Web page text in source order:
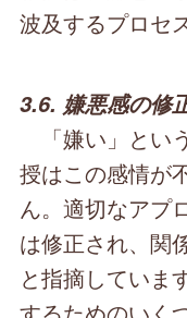
波及するプロセ
3.6. 嫌悪感の修
「嫌い」とい
授はこの感情が
ん。適切なアプ
は修正され、関
と指摘していま